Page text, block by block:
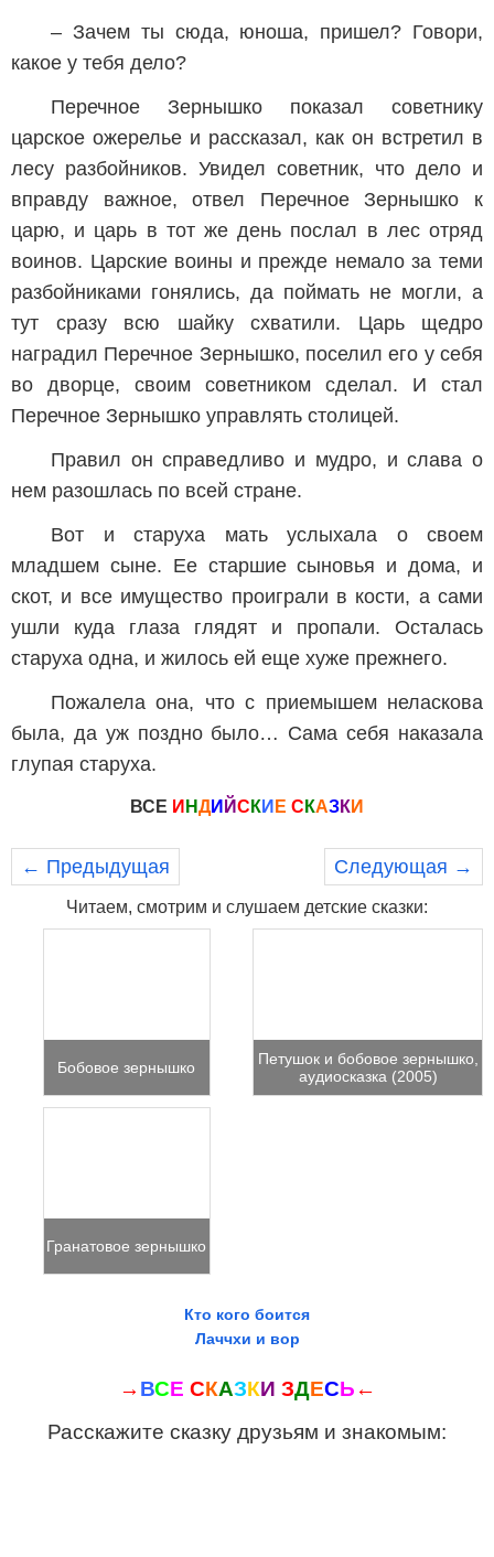
– Зачем ты сюда, юноша, пришел? Говори,
какое у тебя дело?
Перечное Зернышко показал советнику
царское ожерелье и рассказал, как он встретил в
лесу разбойников. Увидел советник, что дело и
вправду важное, отвел Перечное Зернышко к
царю, и царь в тот же день послал в лес отряд
воинов. Царские воины и прежде немало за теми
разбойниками гонялись, да поймать не могли, а
тут сразу всю шайку схватили. Царь щедро
наградил Перечное Зернышко, поселил его у себя
во дворце, своим советником сделал. И стал
Перечное Зернышко управлять столицей.
Правил он справедливо и мудро, и слава о
нем разошлась по всей стране.
Вот и старуха мать услыхала о своем
младшем сыне. Ее старшие сыновья и дома, и
скот, и все имущество проиграли в кости, а сами
ушли куда глаза глядят и пропали. Осталась
старуха одна, и жилось ей еще хуже прежнего.
Пожалела она, что с приемышем неласкова
была, да уж поздно было… Сама себя наказала
глупая старуха.
ВСЕ И НДИ ЙС КИ Е С КАЗКИ
← Предыдущая Следующая →
Читаем, смотрим и слушаем детские сказки:
Бобовое зернышко
Петушок и бобовое зернышко,
аудиосказка (2005)
Гранатовое зернышко
Кто кого боится
Лаччхи и вор
→ ВСЕ СКАЗКИ ЗДЕСЬ ←
Расскажите сказку друзьям и знакомым: